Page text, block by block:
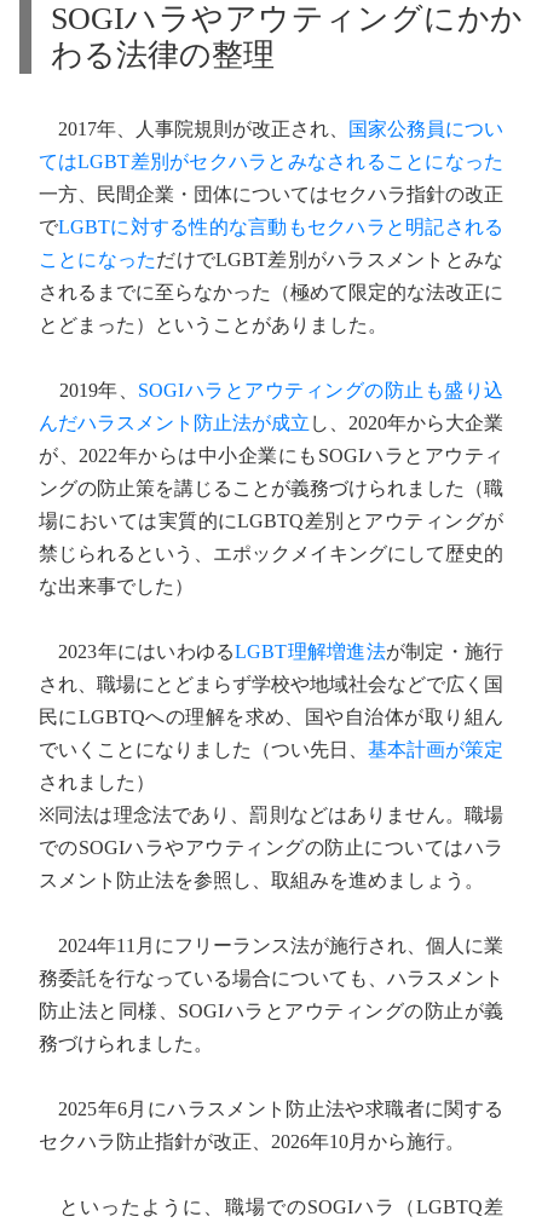
SOGIハラやアウティングにかか
わる法律の整理
2017年、人事院規則が改正され、
国家公務員につい
てはLGBT差別がセクハラとみなされることになった
一方、民間企業・団体についてはセクハラ指針の改正
でLGBTに対する性的な言動もセクハラと明記される
ことになっただけでLGBT差別がハラスメントとみな
されるまでに至らなかった（極めて限定的な法改正に
とどまった）ということがありました。
2019年、 SOGIハラとアウティングの防止も盛り込
んだハラスメント防止法が成立 し、2020年から大企業
が、2022年からは中小企業にもSOGIハラとアウティ
ングの防止策を講じることが義務づけられました（職
場においては実質的にLGBTQ差別とアウティングが
禁じられるという、エポックメイキングにして歴史的
な出来事でした）
2023年にはいわゆるLGBT理解増進法が制定・施行
され、職場にとどまらず学校や地域社会などで広く国
民にLGBTQへの理解を求め、国や自治体が取り組ん
でいくことになりました（つい先日、 基本計画が策定
されました）
※同法は理念法であり、罰則などはありません。職場
でのSOGIハラやアウティングの防止についてはハラ
スメント防止法を参照し、取組みを進めましょう。
2024年11月にフリーランス法が施行され、個人に業
務委託を行なっている場合についても、ハラスメント
防止法と同様、SOGIハラとアウティングの防止が義
務づけられました。
2025年6月にハラスメント防止法や求職者に関する
セクハラ防止指針が改正、2026年10月から施行。
といったように、職場でのSOGIハラ（LGBTQ差